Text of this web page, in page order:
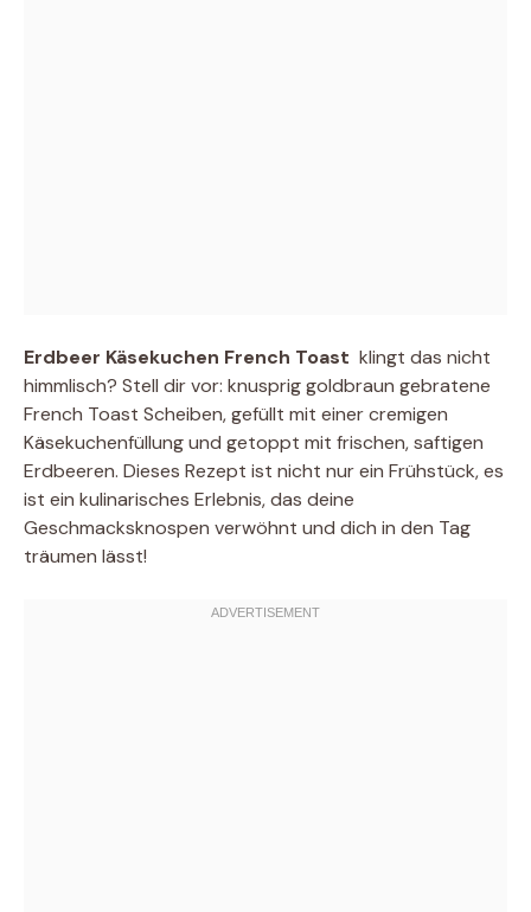
Erdbeer Käsekuchen French Toast  klingt das nicht
himmlisch? Stell dir vor: knusprig goldbraun gebratene
French Toast Scheiben, gefüllt mit einer cremigen
Käsekuchenfüllung und getoppt mit frischen, saftigen
Erdbeeren. Dieses Rezept ist nicht nur ein Frühstück, es
ist ein kulinarisches Erlebnis, das deine
Geschmacksknospen verwöhnt und dich in den Tag
träumen lässt!